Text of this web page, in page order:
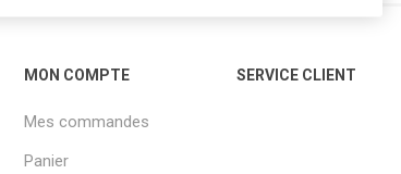
MON COMPTE
Mes commandes
Panier
SERVICE CLIENT